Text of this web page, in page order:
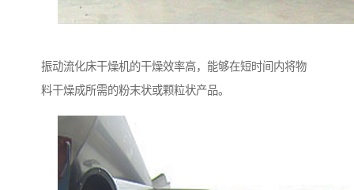
振动流化床干燥机的干燥效率高，能够在短时间内将物
料干燥成所需的粉末状或颗粒状产品。